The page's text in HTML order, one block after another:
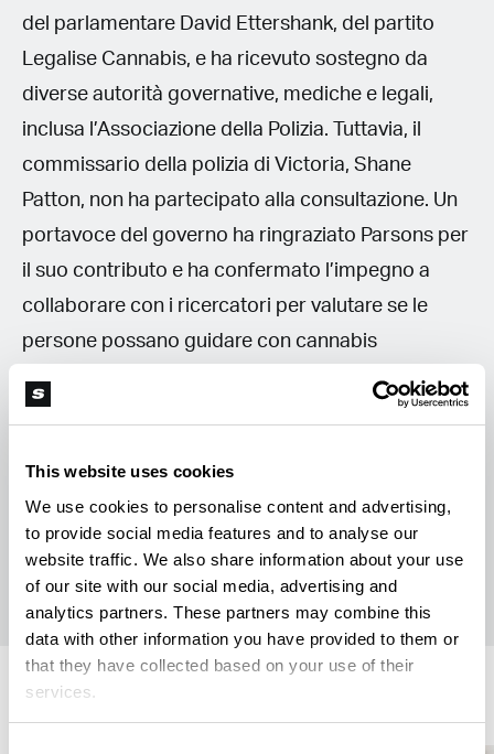
This website uses cookies
We use cookies to personalise content and advertising,
to provide social media features and to analyse our
website traffic. We also share information about your use
of our site with our social media, advertising and
analytics partners. These partners may combine this
data with other information you have provided to them or
that they have collected based on your use of their
services.
del parlamentare David Ettershank, del partito
Legalise Cannabis, e ha ricevuto sostegno da
diverse autorità governative, mediche e legali,
inclusa l’Associazione della Polizia. Tuttavia, il
commissario della polizia di Victoria, Shane
Patton, non ha partecipato alla consultazione. Un
portavoce del governo ha ringraziato Parsons per
il suo contributo e ha confermato l’impegno a
collaborare con i ricercatori per valutare se le
persone possano guidare con cannabis
medicinale senza compromettere la sicurezza
stradale.
M Marco Ribechi
Regulation